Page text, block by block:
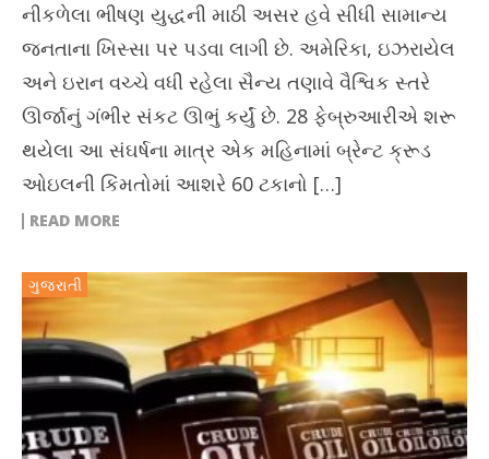
નીકળેલા ભીષણ યુદ્ધની માઠી અસર હવે સીધી સામાન્ય
જનતાના ખિસ્સા પર પડવા લાગી છે. અમેરિકા, ઇઝરાયેલ
અને ઇરાન વચ્ચે વધી રહેલા સૈન્ય તણાવે વૈશ્વિક સ્તરે
ઊર્જાનું ગંભીર સંકટ ઊભું કર્યું છે. 28 ફેબ્રુઆરીએ શરૂ
થયેલા આ સંઘર્ષના માત્ર એક મહિનામાં બ્રેન્ટ ક્રૂડ
ઓઇલની કિંમતોમાં આશરે 60 ટકાનો […]
READ MORE
ગુજરાતી